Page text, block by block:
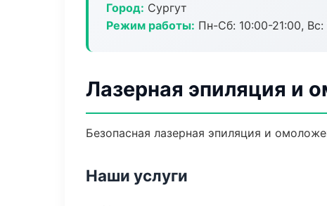
Город: Сургут
Режим работы: Пн-Сб: 10:00-21:00, Вс:
Лазерная эпиляция и
Безопасная лазерная эпиляция и
Наши услуги